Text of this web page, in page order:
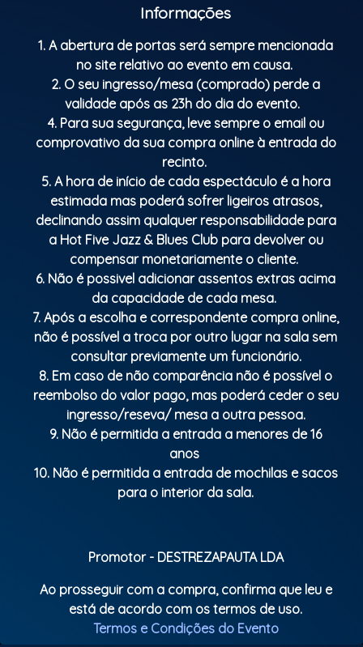
Informações
1. A abertura de portas será sempre mencionada
no site relativo ao evento em causa.
2. O seu ingresso/mesa (comprado) perde a
validade após as 23h do dia do evento.
4. Para sua segurança, leve sempre o email ou
comprovativo da sua compra online à entrada do
recinto.
5. A hora de início de cada espectáculo é a hora
estimada mas poderá sofrer ligeiros atrasos,
declinando assim qualquer responsabilidade para
a Hot Five Jazz & Blues Club para devolver ou
compensar monetariamente o cliente.
6. Não é possivel adicionar assentos extras acima
da capacidade de cada mesa.
7. Após a escolha e correspondente compra online,
não é possível a troca por outro lugar na sala sem
consultar previamente um funcionário.
8. Em caso de não comparência não é possível o
reembolso do valor pago, mas poderá ceder o seu
ingresso/reseva/ mesa a outra pessoa.
9. Não é permitida a entrada a menores de 16
anos
10. Não é permitida a entrada de mochilas e sacos
para o interior da sala.
Promotor - DESTREZAPAUTA LDA
Ao prosseguir com a compra, confirma que leu e
está de acordo com os termos de uso.
Termos e Condições do Evento